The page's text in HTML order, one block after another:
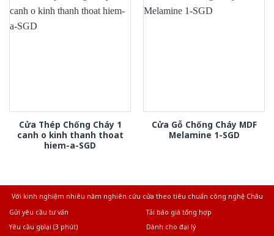
Cửa Thép Chống Cháy 1
canh o kinh thanh thoat
hiem-a-SGD
Cửa Gỗ Chống Cháy MDF
Melamine 1-SGD
Với kinh nghiệm nhiêu năm nghiên cứu cửa theo tiêu chuẩn công nghệ Châu
Gửi yêu cầu tư vấn
Tải báo giá tổng hợp
Yêu cầu gọi lại (3 phút)
Dành cho đại lý